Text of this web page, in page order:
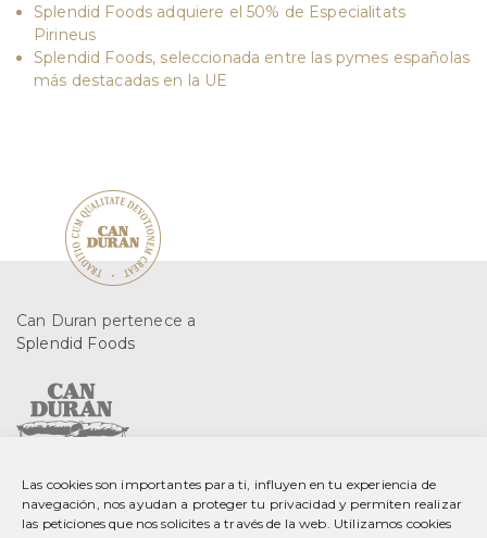
Las cookies son importantes para ti, influyen en tu experiencia de
navegación, nos ayudan a proteger tu privacidad y permiten realizar
las peticiones que nos solicites a través de la web. Utilizamos cookies
Splendid Foods adquiere el 50% de Especialitats
Pirineus
Splendid Foods, seleccionada entre las pymes españolas
más destacadas en la UE
Can Duran pertenece a
Splendid Foods
C. Gurri, 2 08553 Seva
Barcelona, Spain